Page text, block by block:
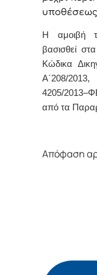
Η αμοιβή
βασισθεί
Κώδικα
Α΄208/
4205/
από τα
Απόφαση